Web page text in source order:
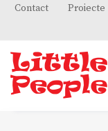
SkipContact Proiecte